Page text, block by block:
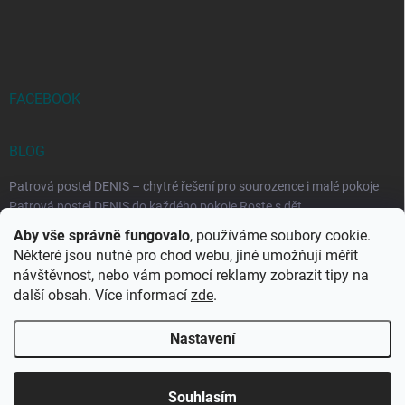
Aby vše správně fungovalo, používáme soubory cookie.
Některé jsou nutné pro chod webu, jiné umožňují měřit
návštěvnost, nebo vám pomocí reklamy zobrazit tipy na
další obsah. Více informací zde.
Nastavení
Souhlasím
FACEBOOK
BLOG
Patrová postel DENIS – chytré řešení pro sourozence i malé pokoje
Patrová postel DENIS do každého pokoje Roste s dět...
Rozkládací postele RELAX – ideální řešení pro malé prostory i
každodenní spaní
Rozkládací postel, která se přizpůsobí vašemu živo...
Copyright 2026DK-obchod.cz. Všechna práva vyhrazena.Upravit
nastavení cookies